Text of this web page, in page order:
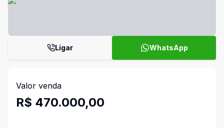
Ligar WhatsApp
Valor venda
R$ 470.000,00